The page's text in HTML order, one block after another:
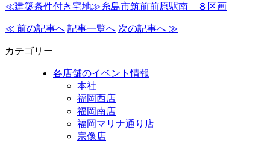
≪建築条件付き宅地≫糸島市筑前前原駅南 ８区画
≪ 前の記事へ 記事一覧へ 次の記事へ ≫
カテゴリー
各店舗のイベント情報
本社
福岡西店
福岡南店
福岡マリナ通り店
宗像店